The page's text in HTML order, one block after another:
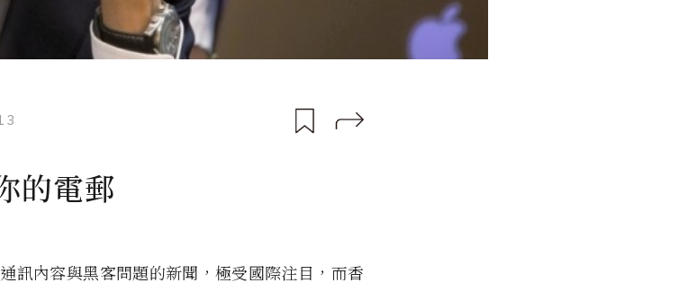
的電郵
訊內容與黑客問題的新聞，極受國際注目，而香